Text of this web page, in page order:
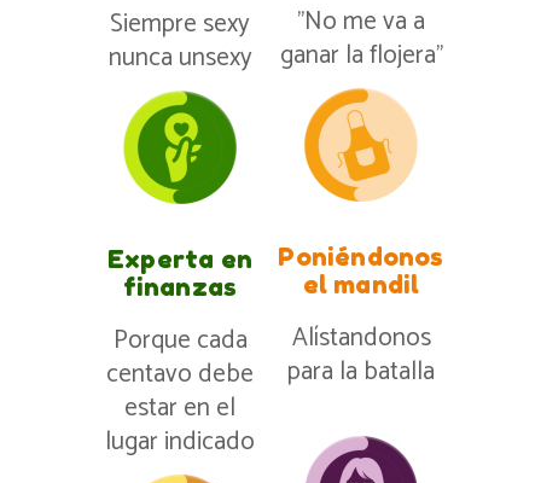
Siempre sexy
nunca unsexy
Experta en
finanzas
Porque cada
centavo debe
estar en el
lugar indicado
”No me va a
ganar la flojera”
Poniéndonos
el mandil
Alístandonos
para la batalla